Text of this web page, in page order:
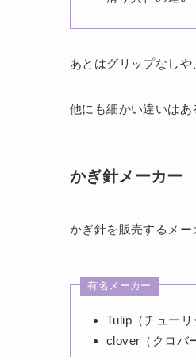
あとはグリップなしや
他にも細かい違いはあ
かぎ針メーカー
かぎ針を販売するメー
有名メーカー
Tulip（チューリ
clover（クロバ